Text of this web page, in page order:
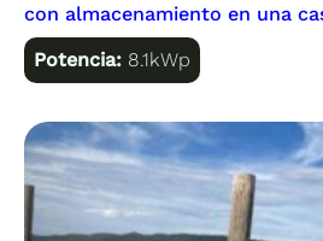
con almacenamiento en una
Potencia: 8.1kWp